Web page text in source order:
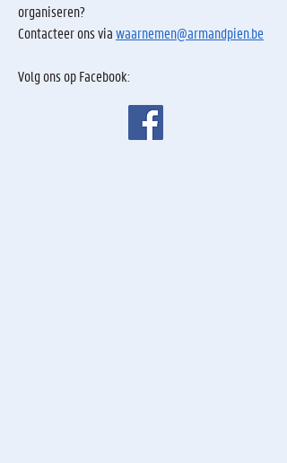
organiseren?
Contacteer ons viawaarnemen@armandpien.be
Volg ons op Facebook: